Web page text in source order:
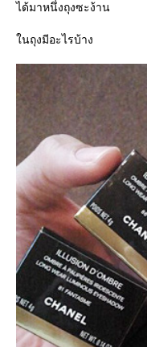
ได้มาหนึ่งถุงซะง้าน
นถุงมีอะไรบ้าง